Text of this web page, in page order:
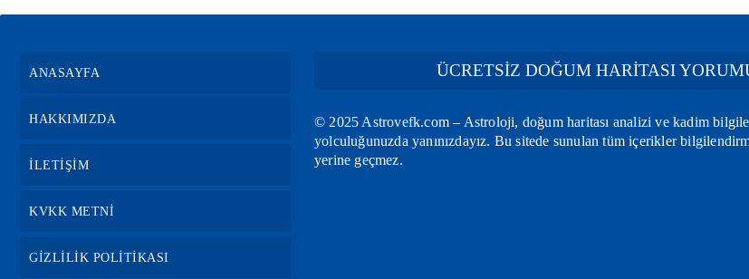
ANASAYFA
HAKKIMIZDA
İLETİŞİM
KVKK METNİ
GİZLİLİK POLİTİKASI
ÜCRETSİZ DOĞUM HARİTASI
© 2025 Astrovefk.com – Astroloji, doğum haritası analizi ve kadim
yolculuğunuzda yanınızdayız. Bu sitede sunulan tüm içerikler
yerine geçmez.